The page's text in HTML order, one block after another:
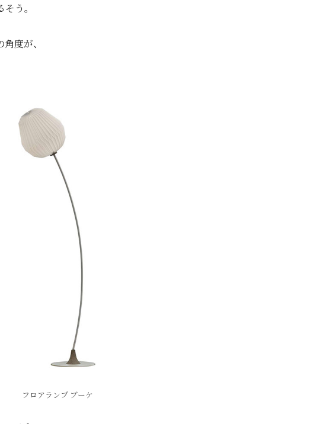
う。
度が、
フロアランプ ブーケ